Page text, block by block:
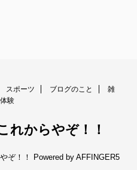
スポーツ ブログのこと
雑
験
からやぞ！！
ぞ！！ Powered by AFFINGER5